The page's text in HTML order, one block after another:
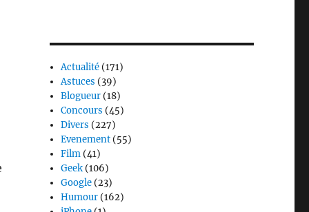
Actualité (171)
Astuces (39)
Blogueur (18)
Concours (45)
Divers (227)
Evenement (55)
Film (41)
Geek (106)
Google (23)
Humour (162)